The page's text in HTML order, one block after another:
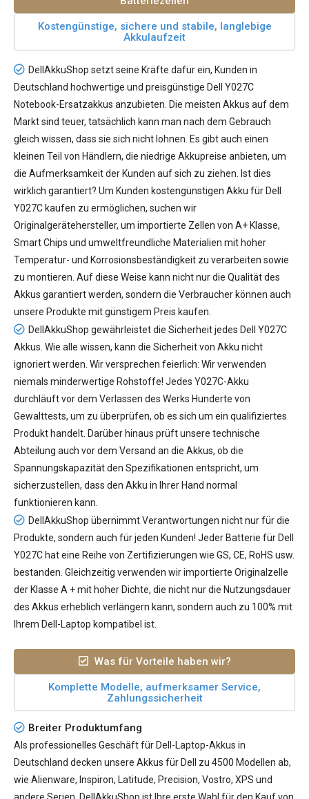
Kostengünstige, sichere und stabile, langlebige
Akkulaufzeit
DellAkkuShop setzt seine Kräfte dafür ein, Kunden in
Deutschland hochwertige und preisgünstige Dell Y027C
Notebook-Ersatzakkus anzubieten. Die meisten Akkus auf dem
Markt sind teuer, tatsächlich kann man nach dem Gebrauch
gleich wissen, dass sie sich nicht lohnen. Es gibt auch einen
kleinen Teil von Händlern, die niedrige Akkupreise anbieten, um
die Aufmerksamkeit der Kunden auf sich zu ziehen. Ist dies
wirklich garantiert? Um Kunden kostengünstigen Akku für Dell
Y027C kaufen zu ermöglichen, suchen wir
Originalgerätehersteller, um importierte Zellen von A+ Klasse,
Smart Chips und umweltfreundliche Materialien mit hoher
Temperatur- und Korrosionsbeständigkeit zu verarbeiten sowie
zu montieren. Auf diese Weise kann nicht nur die Qualität des
Akkus garantiert werden, sondern die Verbraucher können auch
unsere Produkte mit günstigem Preis kaufen.
DellAkkuShop gewährleistet die Sicherheit jedes Dell Y027C
Akkus . Wie alle wissen, kann die Sicherheit von Akku nicht
ignoriert werden. Wir versprechen feierlich: Wir verwenden
niemals minderwertige Rohstoffe! Jedes Y027C-Akku
durchläuft vor dem Verlassen des Werks Hunderte von
Gewalttests, um zu überprüfen, ob es sich um ein qualifiziertes
Produkt handelt. Darüber hinaus prüft unsere technische
Abteilung auch vor dem Versand an die Akkus, ob die
Spannungskapazität den Spezifikationen entspricht, um
sicherzustellen, dass den Akku in Ihrer Hand normal
funktionieren kann.
DellAkkuShop übernimmt Verantwortungen nicht nur für die
Produkte, sondern auch für jeden Kunden! Jeder Batterie für Dell
Y027C hat eine Reihe von Zertifizierungen wie GS, CE, RoHS usw.
bestanden. Gleichzeitig verwenden wir importierte Originalzelle
der Klasse A + mit hoher Dichte, die nicht nur die Nutzungsdauer
des Akkus erheblich verlängern kann, sondern auch zu 100% mit
Ihrem Dell-Laptop kompatibel ist.
Was für Vorteile haben wir?
Komplette Modelle, aufmerksamer Service,
Zahlungssicherheit
Breiter Produktumfang
Als professionelles Geschäft für Dell-Laptop-Akkus in
Deutschland decken unsere Akkus für Dell zu 4500 Modellen ab,
wie Alienware, Inspiron, Latitude, Precision, Vostro, XPS und